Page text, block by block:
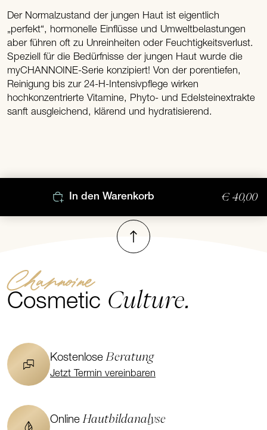
Der Normalzustand der jungen Haut ist eigentlich
„perfekt“, hormonelle Einflüsse und Umweltbelastungen
aber führen oft zu Unreinheiten oder Feuchtigkeitsverlust.
Speziell für die Bedürfnisse der jungen Haut wurde die
myCHANNOINE-Serie konzipiert! Von der porentiefen,
Reinigung bis zur 24-H-Intensivpflege wirken
hochkonzentrierte Vitamine, Phyto- und Edelsteinextrakte
sanft ausgleichend, klärend und hydratisierend.
In den Warenkorb € 40,00
Nach oben
Channoine
Cosmetic Culture.
KostenloseBeratung
Jetzt Termin vereinbaren
OnlineHautbildanalyse